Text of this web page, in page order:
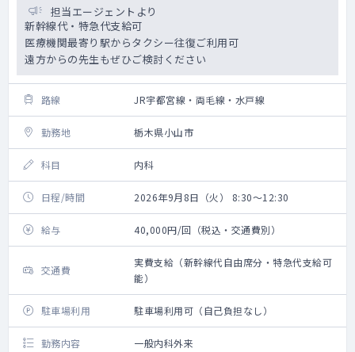
担当エージェントより
新幹線代・特急代支給可
医療機関最寄り駅からタクシー往復ご利用可
遠方からの先生もぜひご検討ください
路線 JR宇都宮線・両毛線・水戸線
勤務地 栃木県小山市
科目 内科
日程/時間 2026年9月8日（火） 8:30～12:30
給与 40,000円/回（税込・交通費別）
交通費
実費支給（新幹線代自由席分・特急代支給可
能）
駐車場利用 駐車場利用可（自己負担なし）
勤務内容 一般内科外来